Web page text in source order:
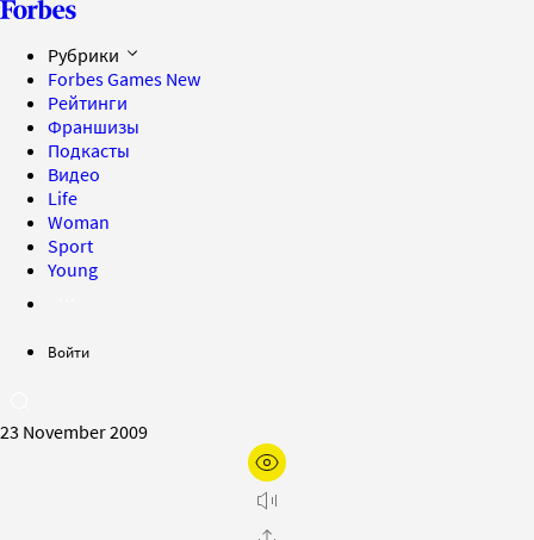
Рубрики
Forbes Games New
Рейтинги
Франшизы
Подкасты
Видео
Life
Woman
Sport
Young
Войти
23 November 2009